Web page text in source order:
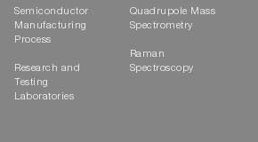
Semiconductor
Manufacturing
Process
Research and
Testing
Laboratories
Quadrupole Mass
Spectrometry
Raman
Spectroscopy